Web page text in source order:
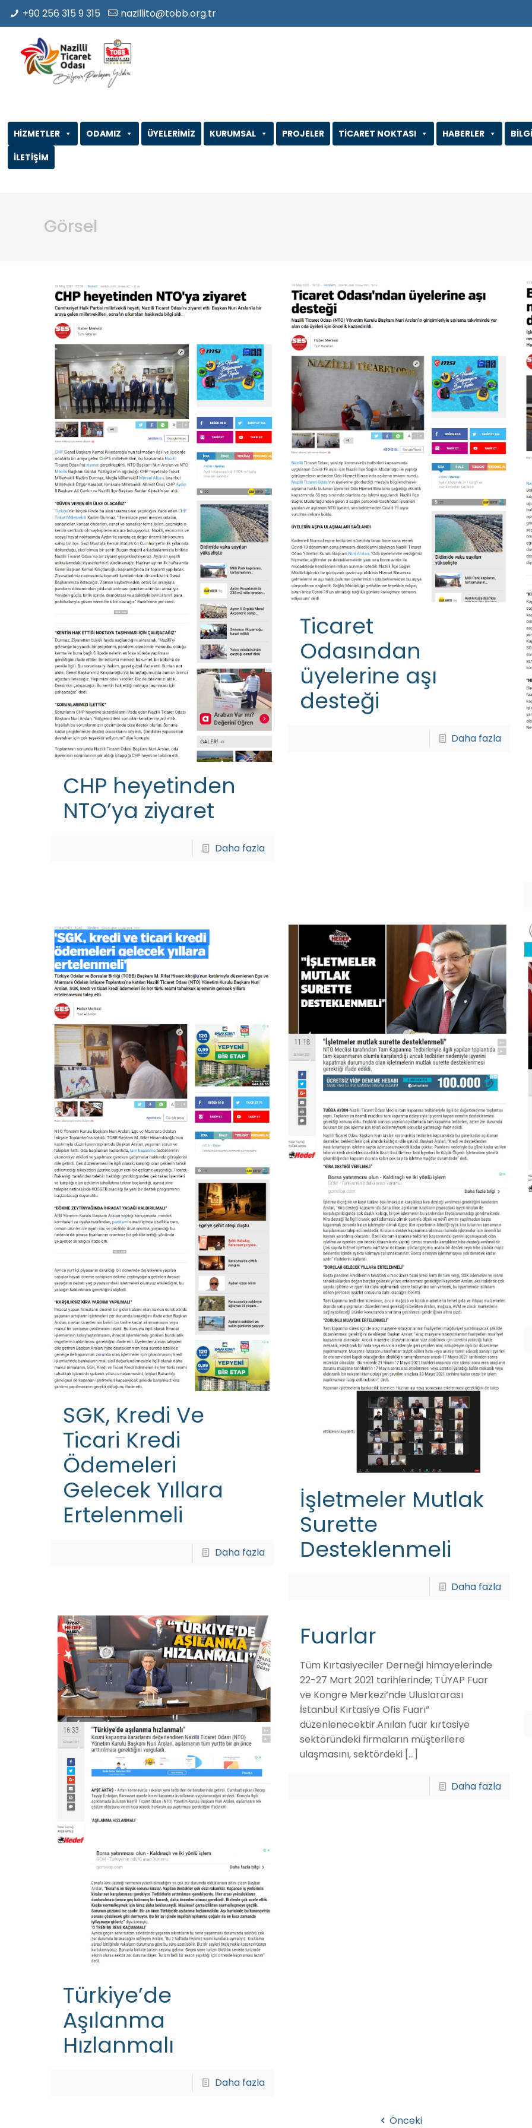
+90 256 315 9 315 nazillito@tobb.org.tr
ODAMIZ
HİZMETLER ÜYELERİMİZ KURUMSAL PROJELER TİCARET NOKTASI HABERLER
İLETİŞİM
Görsel
CHP heyetinden
NTO’ya ziyaret
Daha fazla
Ticaret
Odasından
üyelerine aşı
desteği
Daha fazla
SGK, Kredi Ve
Ticari Kredi
Ödemeleri
Gelecek Yıllara
Ertelenmeli
Daha fazla
İşletmeler Mutlak
Surette
Desteklenmeli
Daha fazla
Türkiye’de
Aşılanma
Hızlanmalı
Daha fazla
Fuarlar
Tüm Kırtasiyeciler Derneği himayelerinde
22-27 Mart 2021 tarihlerinde; TÜYAP Fuar
ve Kongre Merkezi’nde Uluslararası
İstanbul Kırtasiye Ofis Fuarı”
düzenlenecektir.Anılan fuar kırtasiye
sektöründeki firmaların müşterilere
ulaşmasını, sektördeki[…]
Daha fazla
Önceki